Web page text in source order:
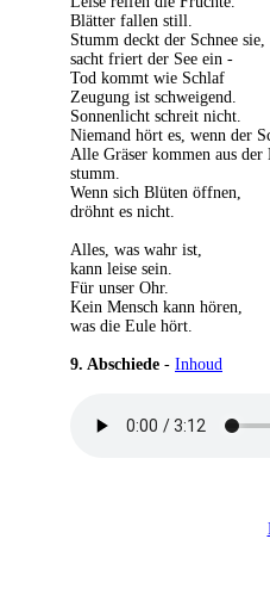
Blätter fallen still.
Stumm deckt der Schnee sie,
sacht friert der See ein -
Tod kommt wie Schlaf
Zeugung ist schweigend.
Sonnenlicht schreit nicht.
Niemand hört es, wenn der
Alle Gräser kommen aus der
stumm.
Wenn sich Blüten öffnen,
dröhnt es nicht.
Alles, was wahr ist,
kann leise sein.
Für unser Ohr.
Kein Mensch kann hören,
was die Eule hört.
9. Abschiede - Inhoud